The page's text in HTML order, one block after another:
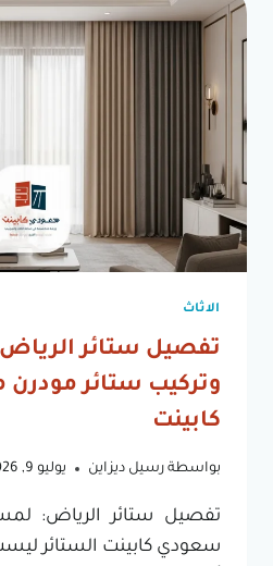
الاثاث
تفصيل ستائر
وتركيب ستائر
كابينت
بواسطة رسيل ديزاين يوليو 9, 2026
تفصيل ستائر الرياض:
سعودي كابينت الستائر